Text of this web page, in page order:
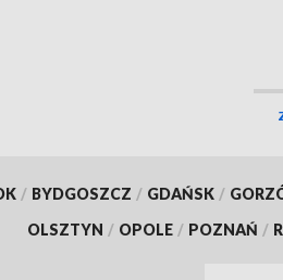
/ BYDGOSZCZ / GDAŃSK /
OLSZTYN / OPOLE / POZNAŃ /